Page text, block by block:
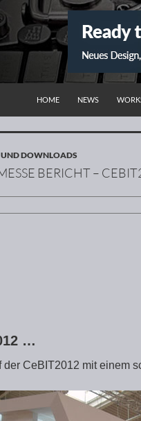
HOME
NEWS
DOWNLOADS
BERICHT –
…
CeBIT2012 mit einem